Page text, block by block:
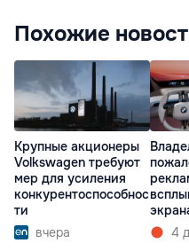
Похожие
Крупные акционеры
Volkswagen требуют
мер для усиления
конкурентоспособнос
ти
вчера
4